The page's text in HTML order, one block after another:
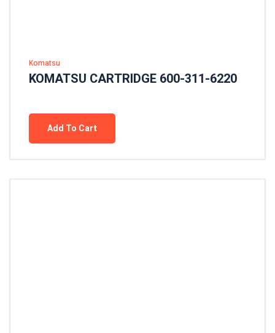
Komatsu
KOMATSU CARTRIDGE 600-311-6220
Add To Cart